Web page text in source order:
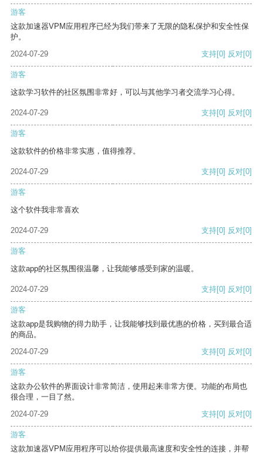
游客
这款加速器VPM应用程序已经为我们带来了无限的隐私保护和安全性保
护。
2024-07-29
支持[0] 反对[0]
游客
这款学习软件的社区氛围非常好，可以与其他学习者交流学习心得。
2024-07-29 支持[0] 反对[0]
游客
这款软件的价格非常实惠，值得推荐。
2024-07-29 支持[0] 反对[0]
游客
这个软件我非常喜欢
2024-07-29 支持[0] 反对[0]
游客
这款app的社区氛围很温馨，让我能够感受到家的温暖。
2024-07-29 支持[0] 反对[0]
游客
这款app是我购物的得力助手，让我能够找到最优惠的价格，买到最合适
的商品。
2024-07-29
支持[0] 反对[0]
游客
这款办公软件的界面设计非常简洁，使用起来非常方便。功能的布局也
很合理，一目了然。
2024-07-29
支持[0] 反对[0]
游客
这款加速器VPM应用程序可以给你提供最高速度和安全性的连接，并帮